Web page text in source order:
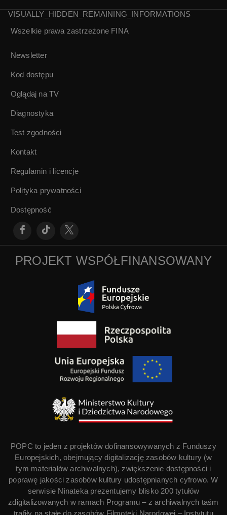
VISUALLY_HIDDEN_REMAINING_INFORMATIONS
Wszelkie prawa zastrzeżone FINA
Newsletter
Kod dostępu
Oglądaj na TV
Diagnostyka
Test zgodności
Kontakt
Regulamin i licencje
Polityka prywatności
Dostępność
PROJEKT WSPÓŁFINANSOWANY
POPC to jeden z projektów dofinansowywanych z Funduszy
Europejskich, obejmujący digitalizację zasobów kultury (w
tym materiałów archiwalnych), zwiększenie dostępności i
poprawę jakości zasobów kultury udostępnianych cyfrowo. W
serwisie Ninateka prezentujemy blisko 200 tytułów
zdigitalizowanych w ramach Programu – z archiwalnych taśm
trafiły na stałe do zasobów Filmoteki Narodowej – Instytutu